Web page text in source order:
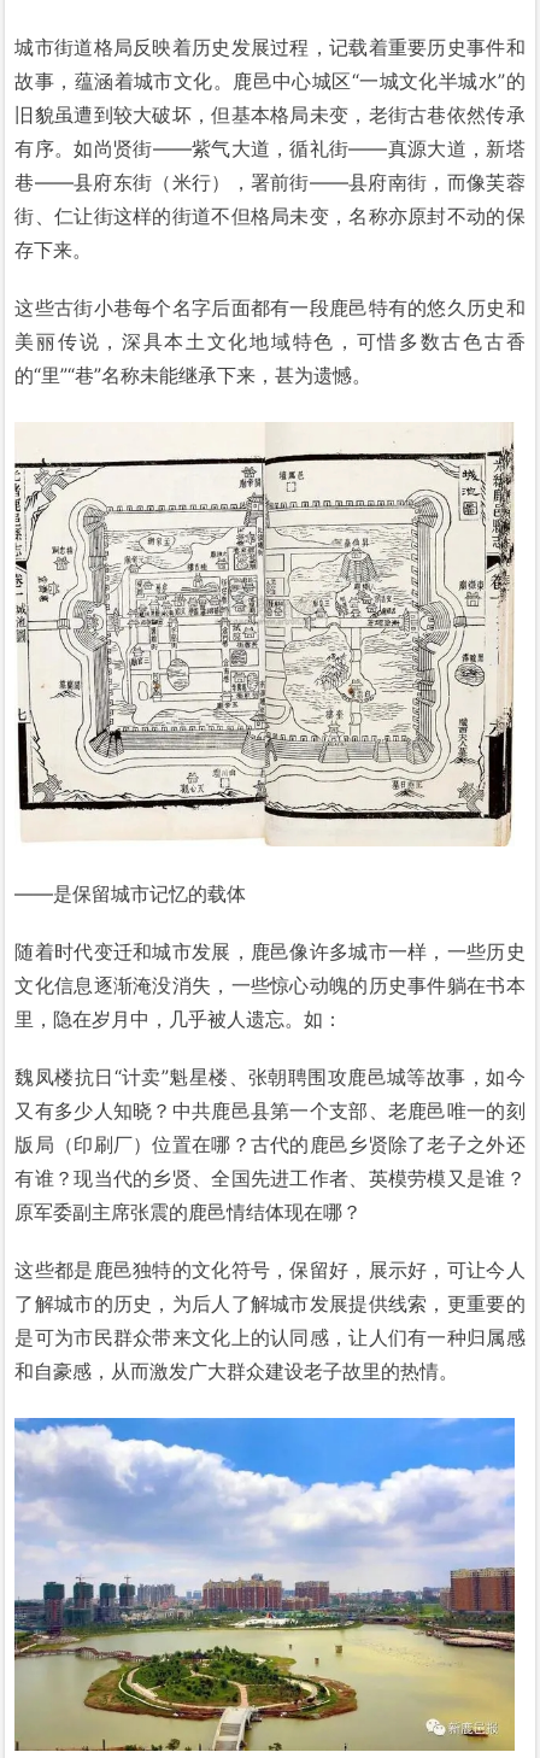
城市街道格局反映着历史发展过程，记载着重要历史事件和
故事，蕴涵着城市文化。鹿邑中心城区“一城文化半城水”的
旧貌虽遭到较大破坏，但基本格局未变，老街古巷依然传承
有序。如尚贤街——紫气大道，循礼街——真源大道，新塔
巷——县府东街（米行），署前街——县府南街，而像芙蓉
街、仁让街这样的街道不但格局未变，名称亦原封不动的保
存下来。
这些古街小巷每个名字后面都有一段鹿邑特有的悠久历史和
美丽传说，深具本土文化地域特色，可惜多数古色古香
的“里”“巷”名称未能继承下来，甚为遗憾。
——是保留城市记忆的载体
随着时代变迁和城市发展，鹿邑像许多城市一样，一些历史
文化信息逐渐淹没消失，一些惊心动魄的历史事件躺在书本
里，隐在岁月中，几乎被人遗忘。如：
魏凤楼抗日“计卖”魁星楼、张朝聘围攻鹿邑城等故事，如今
又有多少人知晓？中共鹿邑县第一个支部、老鹿邑唯一的刻
版局（印刷厂）位置在哪？古代的鹿邑乡贤除了老子之外还
有谁？现当代的乡贤、全国先进工作者、英模劳模又是谁？
原军委副主席张震的鹿邑情结体现在哪？
这些都是鹿邑独特的文化符号，保留好，展示好，可让今人
了解城市的历史，为后人了解城市发展提供线索，更重要的
是可为市民群众带来文化上的认同感，让人们有一种归属感
和自豪感，从而激发广大群众建设老子故里的热情。